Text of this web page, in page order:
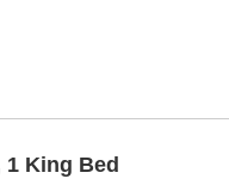
King Bed